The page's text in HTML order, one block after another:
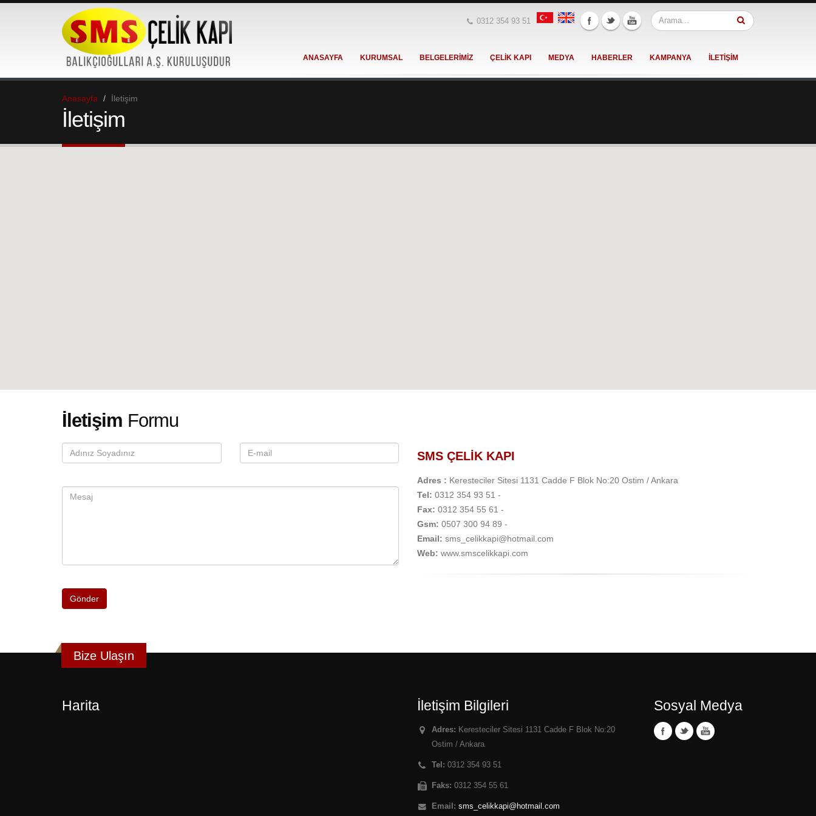
0312 354 93 51
ANASAYFA KURUMSAL BELGELERİMİZ ÇELİK KAPI MEDYA HABERLER KAMPANYA İLETİŞİM
Anasayfa İletişim
İletişim
İletişim Formu
Gönder
SMS ÇELİK KAPI
Adres : Keresteciler Sitesi 1131 Cadde F Blok No:20 Ostim / Ankara
Tel: 0312 354 93 51 -
Fax: 0312 354 55 61 -
Gsm: 0507 300 94 89 -
Email: sms_celikkapi@hotmail.com
Web: www.smscelikkapi.com
Bize Ulaşın
Harita İletişim Bilgileri
Adres: Keresteciler Sitesi 1131 Cadde F Blok No:20
Ostim / Ankara
Tel: 0312 354 93 51
Faks: 0312 354 55 61
Email: sms_celikkapi@hotmail.com
Sosyal Medya